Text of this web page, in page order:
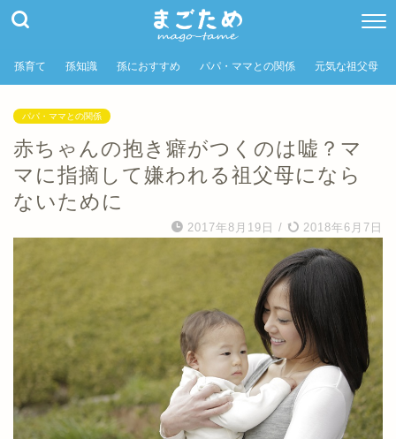
孫育て 孫知識 孫におすすめ パパ・ママとの関係 元気な祖父母
パパ・ママとの関係
赤ちゃんの抱き癖がつくのは嘘？マ
マに指摘して嫌われる祖父母になら
ないために
2017年8月19日 / 2018年6月7日